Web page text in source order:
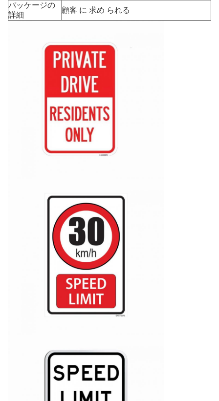
パッケージの
詳細
顧客 に 求め られる